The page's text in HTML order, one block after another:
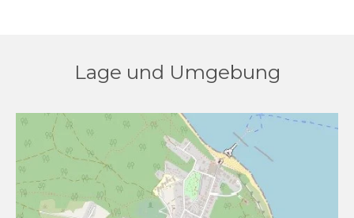
Lage und Umgebung